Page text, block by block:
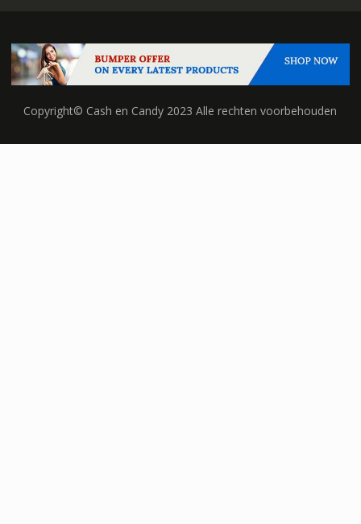
Copyright© Cash en Candy 2023 Alle rechten voorbehouden